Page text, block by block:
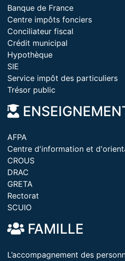
Banque de France
Centre impôts fonciers
Conciliateur fiscal
Crédit municipal
Hypothèque
SIE
Service impôt des particuliers
Trésor public
AFPA
Centre d'information et
CROUS
DRAC
GRETA
Rectorat
SCUIO
FAMILLE
L’accompagnement des